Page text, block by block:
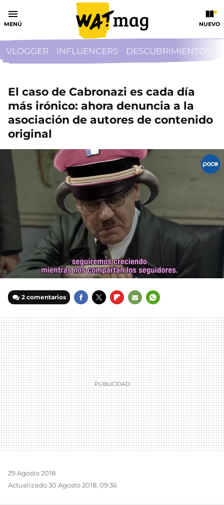
MENÚ NUEVO
VLOGGER INFLUENCERS DESCUBRIMIENTOS
El caso de Cabronazi es cada día
más irónico: ahora denuncia a la
asociación de autores de contenido
original
2 comentarios
MAIL
29 Agosto 2018
Actualizado 30 Agosto 2018, 09:36